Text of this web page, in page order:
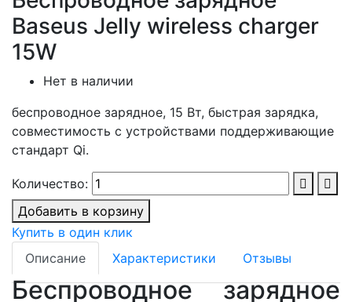
Baseus Jelly wireless charger
15W
Нет в наличии
беспроводное зарядное, 15 Вт, быстрая зарядка,
совместимость с устройствами поддерживающие
стандарт Qi.
Количество:
Добавить в корзину
Купить в один клик
Описание
Характеристики Отзывы
Беспроводное зарядное